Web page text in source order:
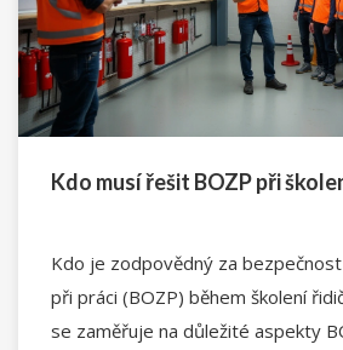
Kdo musí řešit BOZP při
Kdo je zodpovědný za
při práci (BOZP) během školení
se zaměřuje na důležité aspekty